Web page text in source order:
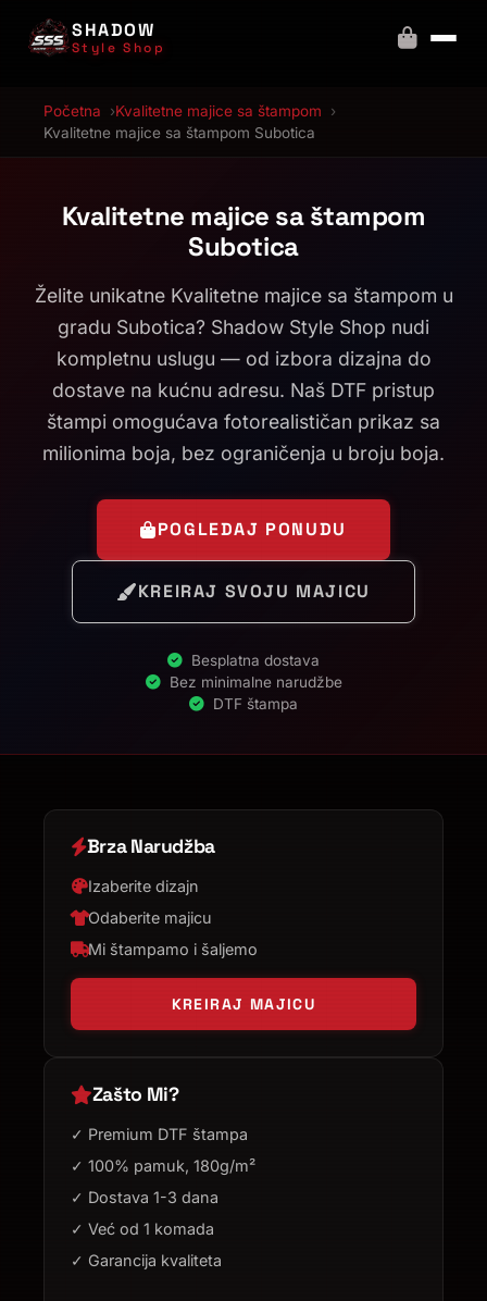
SHADOW
Style Shop
Početna
Kvalitetne majice sa štampom
Kvalitetne majice sa štampom Subotica
Kvalitetne majice sa štampom
Subotica
Želite unikatne Kvalitetne majice sa štampom u
gradu Subotica? Shadow Style Shop nudi
kompletnu uslugu — od izbora dizajna do
dostave na kućnu adresu. Naš DTF pristup
štampi omogućava fotorealističan prikaz sa
milionima boja, bez ograničenja u broju boja.
POGLEDAJ PONUDU
KREIRAJ SVOJU MAJICU
Besplatna dostava
Bez minimalne narudžbe
DTF štampa
Brza Narudžba
Izaberite dizajn
Odaberite majicu
Mi štampamo i šaljemo
KREIRAJ MAJICU
Zašto Mi?
✓ Premium DTF štampa
✓ 100% pamuk, 180g/m²
✓ Dostava 1-3 dana
✓ Već od 1 komada
✓ Garancija kvaliteta